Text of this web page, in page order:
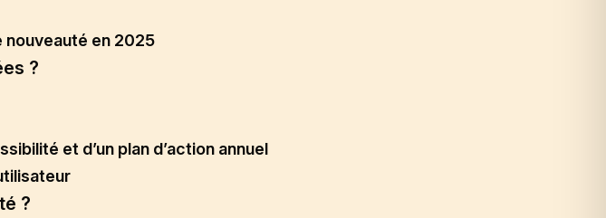
nouveauté en 2025
?
et d’un plan d’action annuel
?